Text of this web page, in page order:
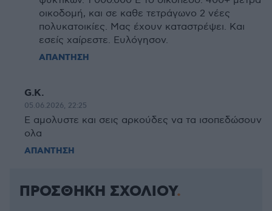
οικοδομή, και σε καθε τετράγωνο 2 νέες
πολυκατοικίες. Μας έχουν καταστρέψει. Και
εσείς χαίρεστε. Ευλόγησον.
ΑΠΑΝΤΗΣΗ
G.K.
05.06.2026, 22:25
Ε αμολυστε και σεις αρκούδες να τα ισοπεδώσουν
ολα
ΑΠΑΝΤΗΣΗ
ΠΡΟΣΘΗΚΗ ΣΧΟΛΙΟΥ